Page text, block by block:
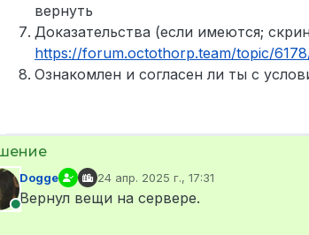
вернуть
Доказательства (если имеются;
https://forum.octothorp.team/topic/
Ознакомлен и согласен ли ты с
В сети
Dogge 24 апр. 2025 г., 17:31
отредактировано
Вернул вещи на сервере.